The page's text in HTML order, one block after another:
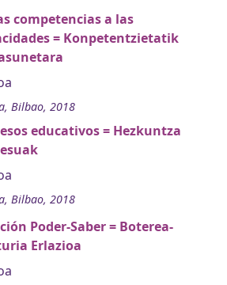
competencias a las
= Konpetentzietatik
Bilbao, 2018
educativos = Hezkuntza
Bilbao, 2018
Poder-Saber = Boterea-
Erlazioa